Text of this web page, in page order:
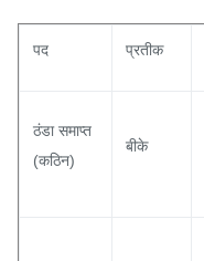
पद प्रतीक
ठंडा समाप्त
(कठिन)
बीके